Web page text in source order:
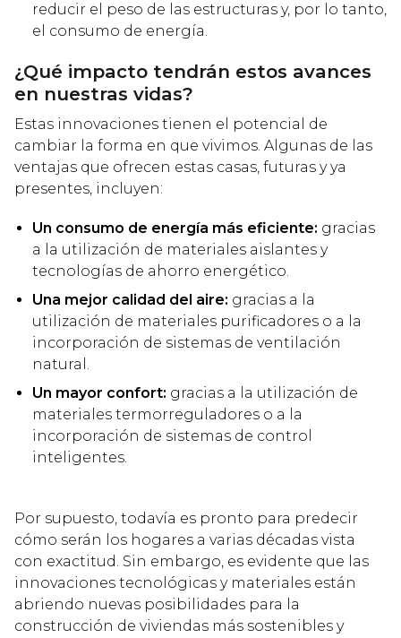
reducir el peso de las estructuras y, por lo tanto,
el consumo de energía.
¿Qué impacto tendrán estos avances
en nuestras vidas?
Estas innovaciones tienen el potencial de
cambiar la forma en que vivimos. Algunas de las
ventajas que ofrecen estas casas, futuras y ya
presentes, incluyen:
Un consumo de energía más eficiente: gracias
a la utilización de materiales aislantes y
tecnologías de ahorro energético.
Una mejor calidad del aire: gracias a la
utilización de materiales purificadores o a la
incorporación de sistemas de ventilación
natural.
Un mayor confort: gracias a la utilización de
materiales termorreguladores o a la
incorporación de sistemas de control
inteligentes.
Por supuesto, todavía es pronto para predecir
cómo serán los hogares a varias décadas vista
con exactitud. Sin embargo, es evidente que las
innovaciones tecnológicas y materiales están
abriendo nuevas posibilidades para la
construcción de viviendas más sostenibles y